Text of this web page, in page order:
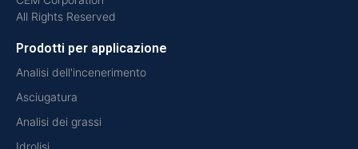
All Rights Reserved
Prodotti per applicazione
Analisi dell'incenerimento
Asciugatura
Analisi dei grassi